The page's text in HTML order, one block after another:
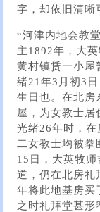
字，却依旧清晰
“河津内地会教
主1892年，大
黄村镇赁一小屋
绪21年3月初3
生日也。在北房
屋，为女教士居
光绪26年时，
二女教士均被拳
15日，大英牧
道，仍在北房礼
年将此地基房买
之时礼拜堂甚形